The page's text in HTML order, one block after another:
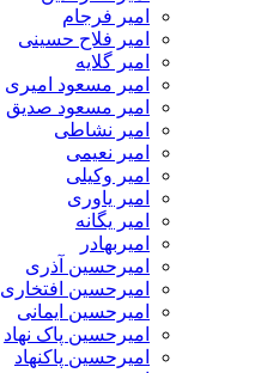
امیر فرجام
امیر فلاح حسینی
امیر گلایه
امیر مسعود امیری
امیر مسعود صدیق
امیر نشاطی
امیر نعیمی
امیر وکیلی
امیر یاوری
امیر یگانه
امیربهادر
امیرحسین آذری
امیرحسین افتخاری
امیرحسین ایمانی
امیرحسین پاک نهاد
امیرحسین پاکنهاد